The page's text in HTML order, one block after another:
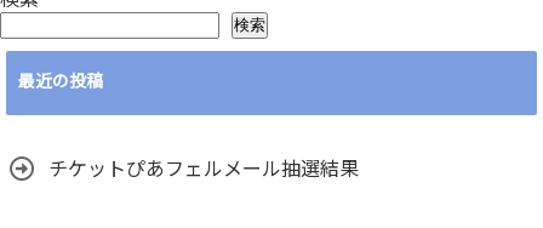
検索
最近の投稿
チケットぴあフェルメール抽選結果